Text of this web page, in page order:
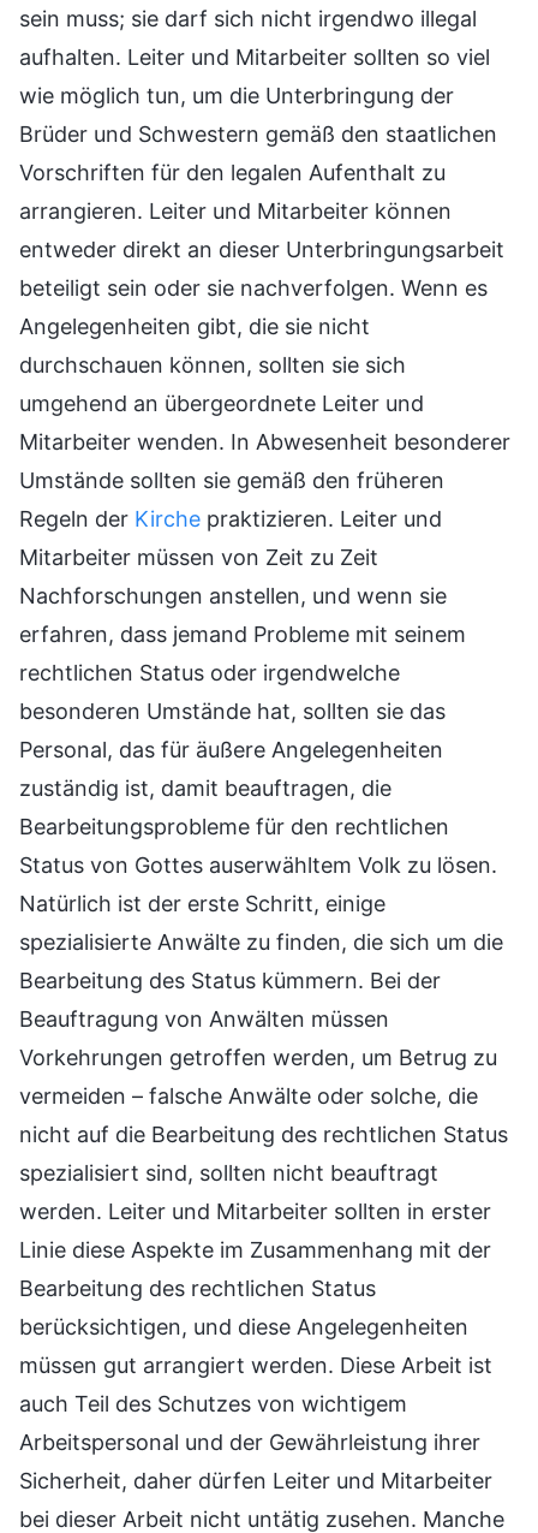
sein muss; sie darf sich nicht irgendwo illegal
aufhalten. Leiter und Mitarbeiter sollten so viel
wie möglich tun, um die Unterbringung der
Brüder und Schwestern gemäß den staatlichen
Vorschriften für den legalen Aufenthalt zu
arrangieren. Leiter und Mitarbeiter können
entweder direkt an dieser Unterbringungsarbeit
beteiligt sein oder sie nachverfolgen. Wenn es
Angelegenheiten gibt, die sie nicht
durchschauen können, sollten sie sich
umgehend an übergeordnete Leiter und
Mitarbeiter wenden. In Abwesenheit besonderer
Umstände sollten sie gemäß den früheren
Regeln der Kirche praktizieren. Leiter und
Mitarbeiter müssen von Zeit zu Zeit
Nachforschungen anstellen, und wenn sie
erfahren, dass jemand Probleme mit seinem
rechtlichen Status oder irgendwelche
besonderen Umstände hat, sollten sie das
Personal, das für äußere Angelegenheiten
zuständig ist, damit beauftragen, die
Bearbeitungsprobleme für den rechtlichen
Status von Gottes auserwähltem Volk zu lösen.
Natürlich ist der erste Schritt, einige
spezialisierte Anwälte zu finden, die sich um die
Bearbeitung des Status kümmern. Bei der
Beauftragung von Anwälten müssen
Vorkehrungen getroffen werden, um Betrug zu
vermeiden – falsche Anwälte oder solche, die
nicht auf die Bearbeitung des rechtlichen Status
spezialisiert sind, sollten nicht beauftragt
werden. Leiter und Mitarbeiter sollten in erster
Linie diese Aspekte im Zusammenhang mit der
Bearbeitung des rechtlichen Status
berücksichtigen, und diese Angelegenheiten
müssen gut arrangiert werden. Diese Arbeit ist
auch Teil des Schutzes von wichtigem
Arbeitspersonal und der Gewährleistung ihrer
Sicherheit, daher dürfen Leiter und Mitarbeiter
bei dieser Arbeit nicht untätig zusehen. Manche